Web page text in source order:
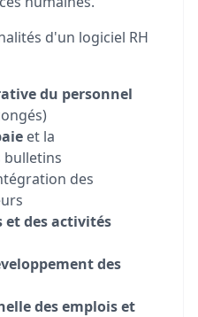
d'un logiciel RH
du personnel
et la
bulletins
des
et des activités
des
des emplois et